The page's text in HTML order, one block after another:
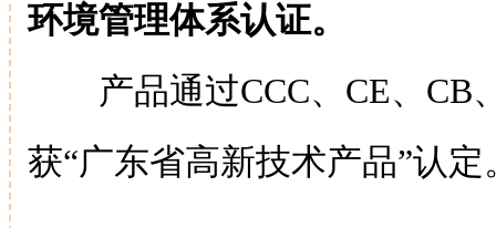
环境管理体系认证。
产品通过CCC、CE、CB、
获“广东省高新技术产品”认定